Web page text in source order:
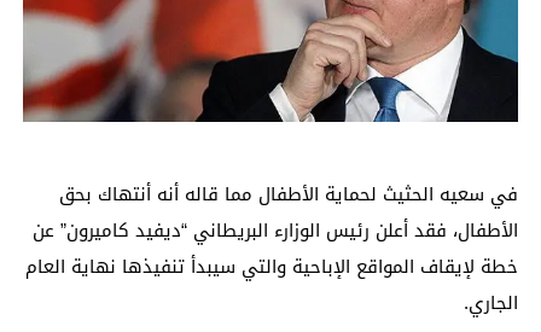
في سعيه الحثيث لحماية الأطفال مما قاله أنه أنتهاك بحق
الأطفال، فقد أعلن رئيس الوزارء البريطاني “ديفيد كاميرون” عن
خطة لإيقاف المواقع الإباحية والتي سيبدأ تنفيذها نهاية العام
الجاري.